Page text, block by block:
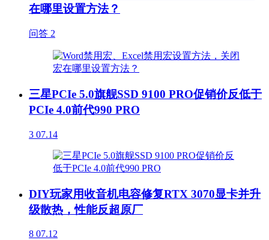
在哪里设置方法？
问答 2
三星PCIe 5.0旗舰SSD 9100 PRO促销价反低于
PCIe 4.0前代990 PRO
3 07.14
DIY玩家用收音机电容修复RTX 3070显卡并升
级散热，性能反超原厂
8 07.12